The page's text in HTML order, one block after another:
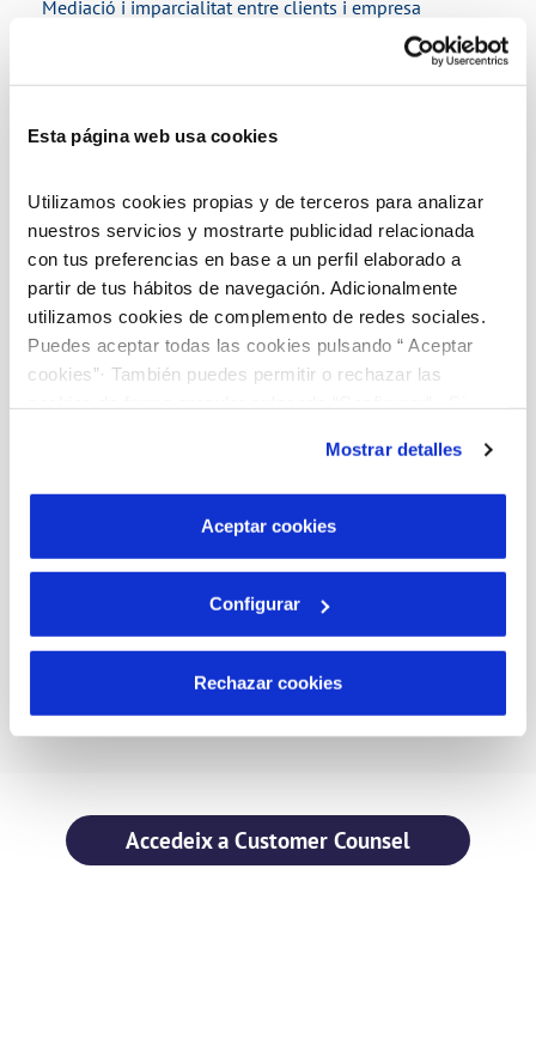
Esta página web usa cookies
Utilizamos cookies propias y de terceros para analizar
nuestros servicios y mostrarte publicidad relacionada
con tus preferencias en base a un perfil elaborado a
partir de tus hábitos de navegación. Adicionalmente
utilizamos cookies de complemento de redes sociales.
Puedes aceptar todas las cookies pulsando “ Aceptar
cookies”· También puedes permitir o rechazar las
instalación de todas las cookies salvo las necesarias que
son indispensables para que el sitio web funcione y que
por tanto no se pueden desactivar. Puedes consultar
Mostrar detalles
Aceptar cookies
Configurar
Rechazar cookies
Mediació i imparcialitat entre clients i empresa
Actua amb imparcialitat davant de les parts, amb
transparència en la gestió, amb confidencialitat de la
gestió.
Identificació d’oportunitats de millora
buscant una millora dels serveis.
Accedeix a Customer Counsel